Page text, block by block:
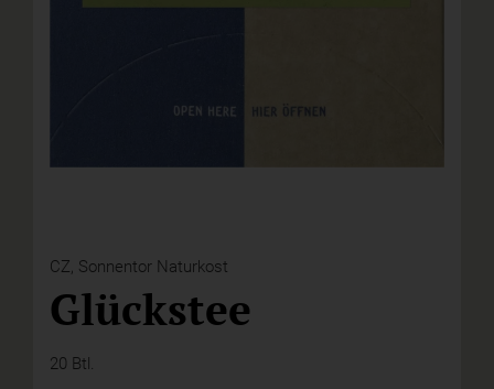
CZ, Sonnentor Naturkost
Glückstee
20 Btl.